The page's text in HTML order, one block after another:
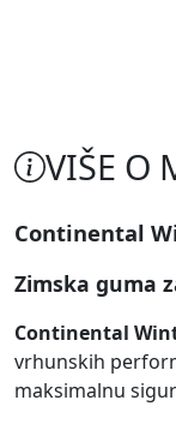
VIŠE O
Continental
Zimska guma
Continental
vrhunskih
maksimalnu